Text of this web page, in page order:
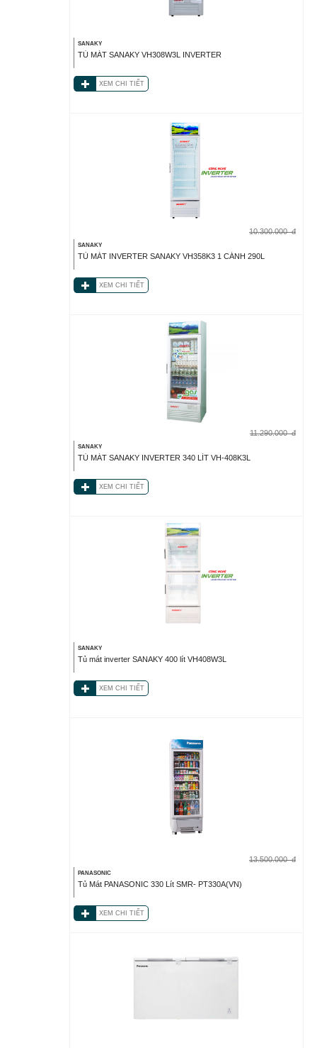
SANAKY
TỦ MÁT SANAKY VH308W3L INVERTER
XEM CHI TIẾT
10.300.000 đ
SANAKY
TỦ MÁT INVERTER SANAKY VH358K3 1 CÁNH 290L
XEM CHI TIẾT
11.290.000 đ
SANAKY
TỦ MÁT SANAKY INVERTER 340 LÍT VH-408K3L
XEM CHI TIẾT
SANAKY
Tủ mát inverter SANAKY 400 lít VH408W3L
XEM CHI TIẾT
13.500.000 đ
PANASONIC
Tủ Mát PANASONIC 330 Lít SMR- PT330A(VN)
XEM CHI TIẾT